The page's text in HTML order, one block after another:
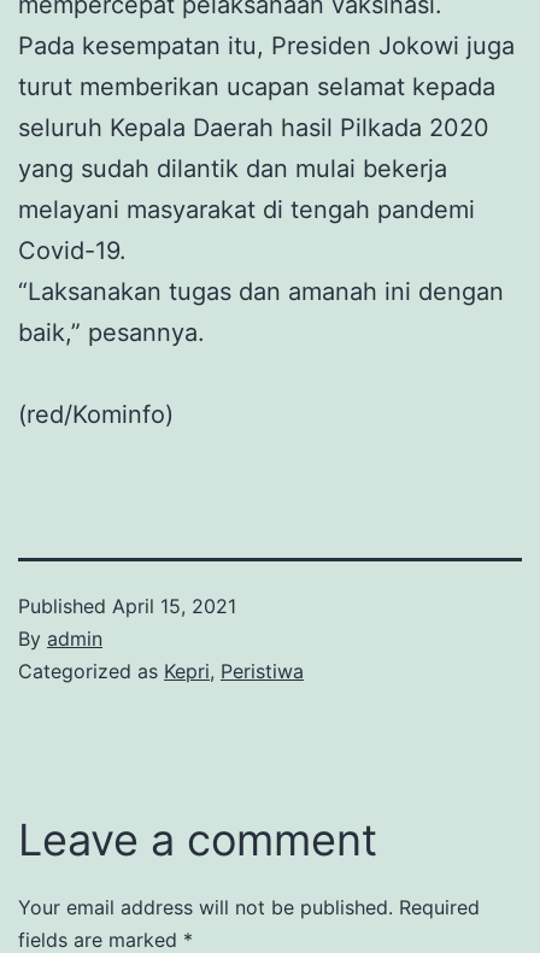
Pada kesempatan itu, Presiden Jokowi juga
turut memberikan ucapan selamat kepada
seluruh Kepala Daerah hasil Pilkada 2020
yang sudah dilantik dan mulai bekerja
melayani masyarakat di tengah pandemi
Covid-19.
“Laksanakan tugas dan amanah ini dengan
baik,” pesannya.
(red/Kominfo)
Published April 15, 2021
By admin
Categorized as Kepri, Peristiwa
Leave a comment
Your email address will not be published. Required
fields are marked *